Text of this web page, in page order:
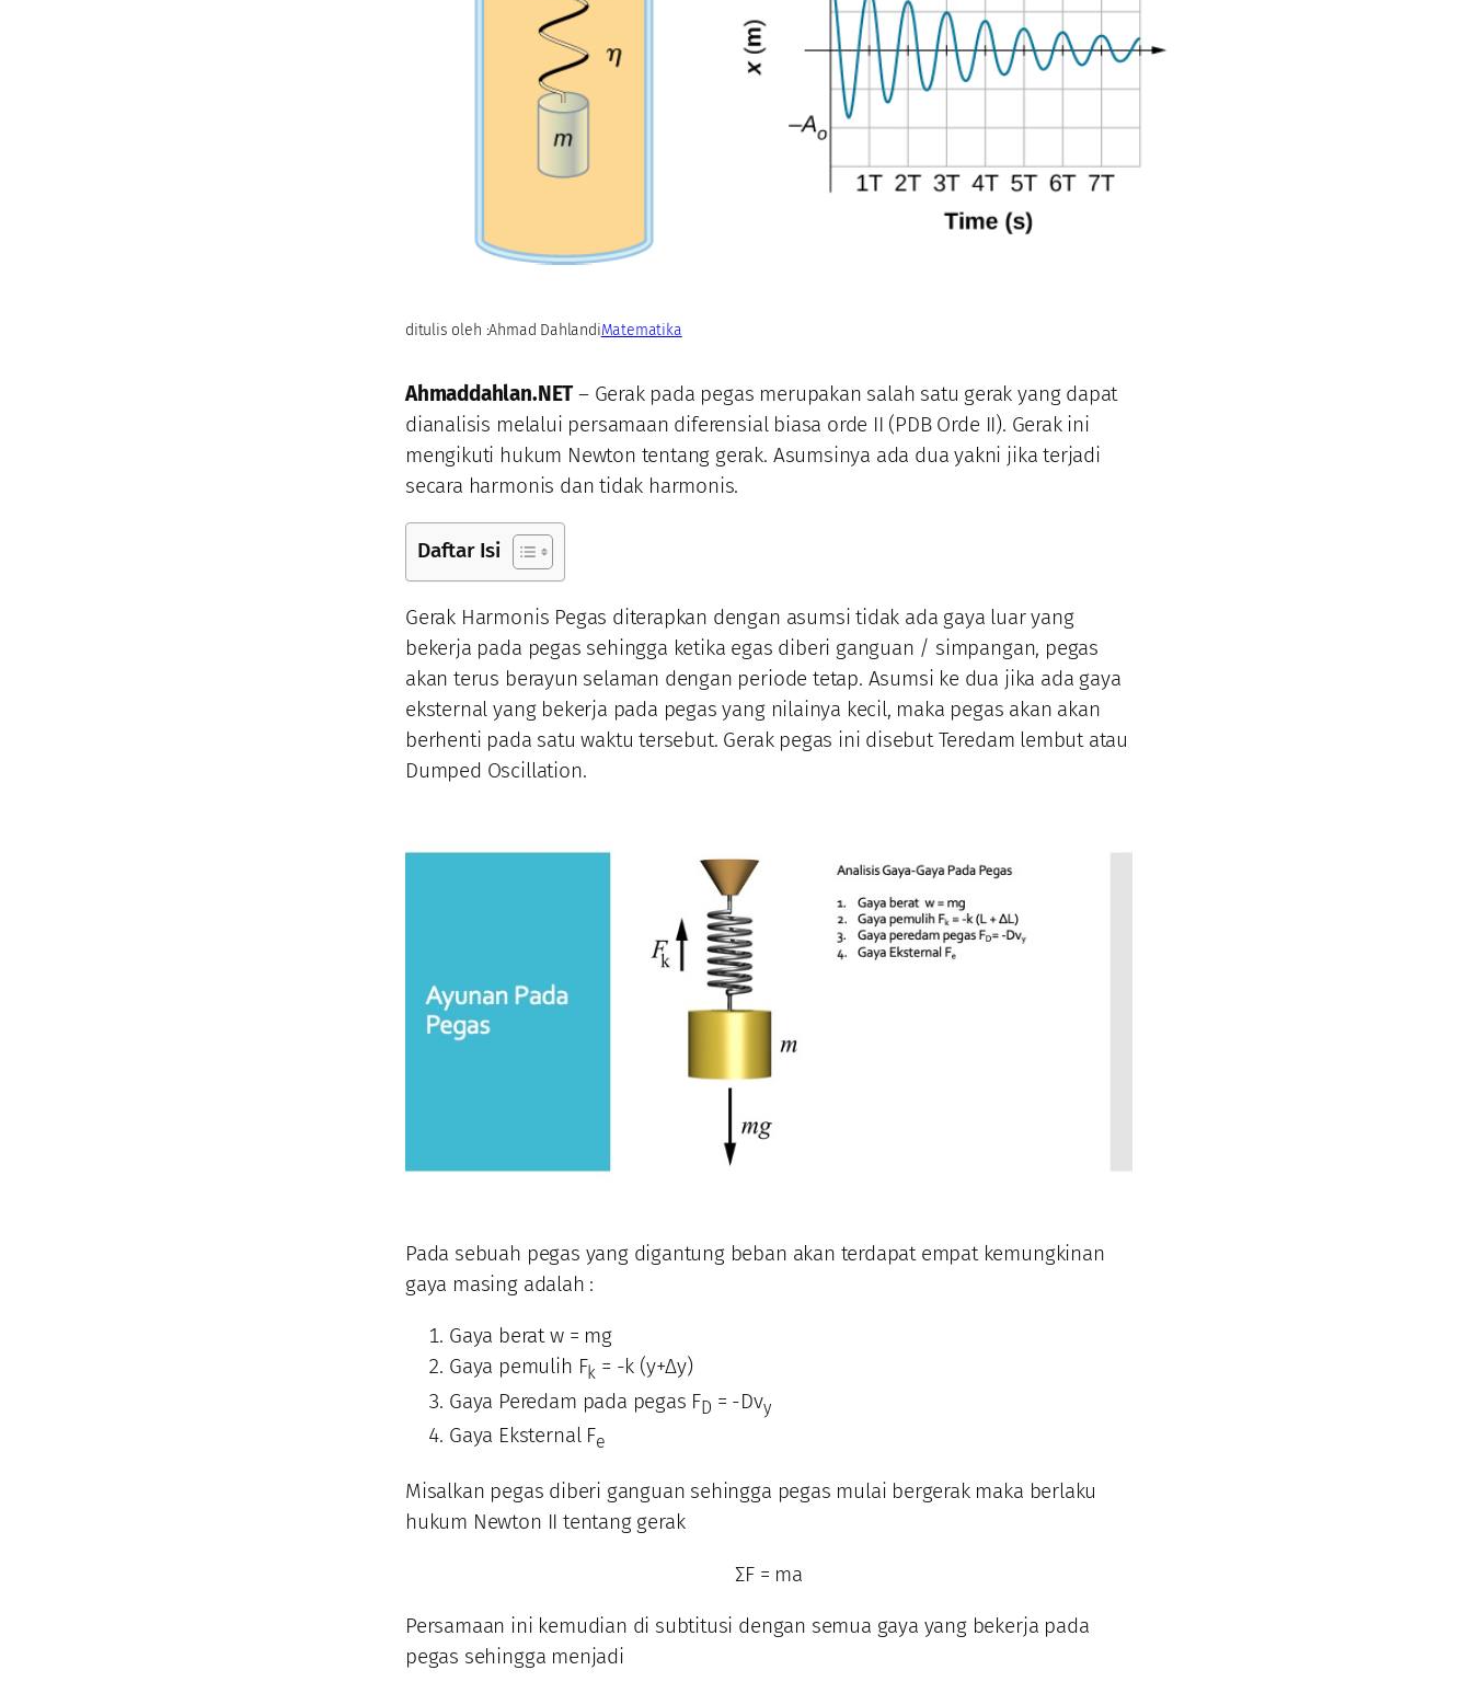
ditulis oleh :Ahmad DahlandiMatematika
Ahmaddahlan.NET– Gerak pada pegas merupakan salah satu gerak yang dapat
dianalisis melalui persamaan diferensial biasa orde II (PDB Orde II). Gerak ini
mengikuti hukum Newton tentang gerak. Asumsinya ada dua yakni jika terjadi
secara harmonis dan tidak harmonis.
Daftar Isi
Gerak Harmonis Pegas diterapkan dengan asumsi tidak ada gaya luar yang
bekerja pada pegas sehingga ketika egas diberi ganguan / simpangan, pegas
akan terus berayun selaman dengan periode tetap. Asumsi ke dua jika ada gaya
eksternal yang bekerja pada pegas yang nilainya kecil, maka pegas akan akan
berhenti pada satu waktu tersebut. Gerak pegas ini disebut Teredam lembut atau
Dumped Oscillation.
Pada sebuah pegas yang digantung beban akan terdapat empat kemungkinan
gaya masing adalah :
Gaya berat w = mg
Gaya pemulih Fk = -k (y+Δy)
Gaya Peredam pada pegas FD = -Dvy
Gaya Eksternal Fe
Misalkan pegas diberi ganguan sehingga pegas mulai bergerak maka berlaku
hukum Newton II tentang gerak
ΣF = ma
Persamaan ini kemudian di subtitusi dengan semua gaya yang bekerja pada
pegas sehingga menjadi